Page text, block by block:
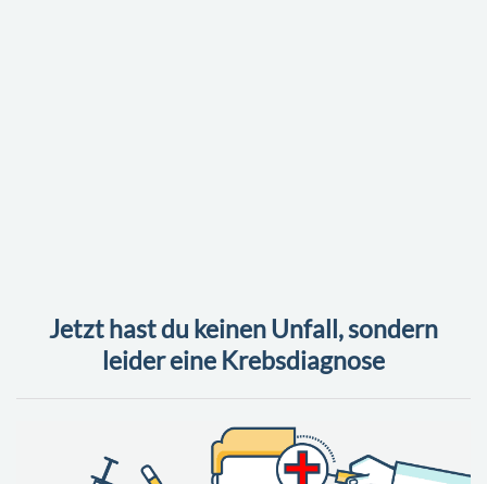
Jetzt hast du keinen Unfall, sondern
leider eine Krebsdiagnose